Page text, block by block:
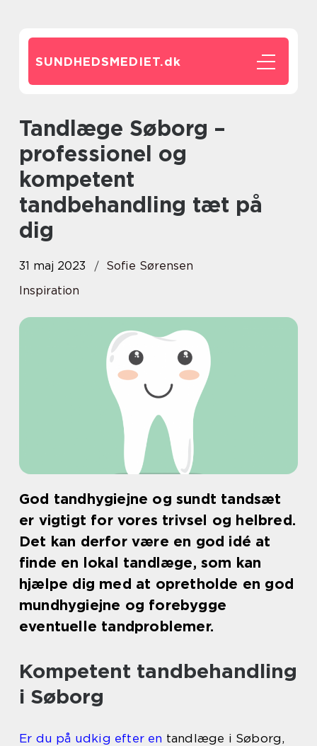
SUNDHEDSMEDIET.dk
Tandlæge Søborg –
professionel og
kompetent
tandbehandling tæt på
dig
31 maj 2023
Sofie Sørensen
Inspiration
God tandhygiejne og sundt tandsæt
er vigtigt for vores trivsel og helbred.
Det kan derfor være en god idé at
finde en lokal tandlæge, som kan
hjælpe dig med at opretholde en god
mundhygiejne og forebygge
eventuelle tandproblemer.
Kompetent tandbehandling
i Søborg
Er du på udkig efter en tandlæge i Søborg,